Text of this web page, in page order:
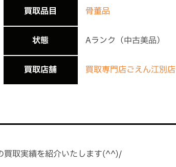
買取品目 骨董品
状態 Aランク（中古美品）
買取店舗 買取専門店ごえん江別店
買取実績を紹介いたします(^^)/